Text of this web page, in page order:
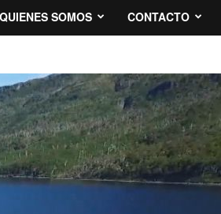
QUIENES SOMOS CONTACTO